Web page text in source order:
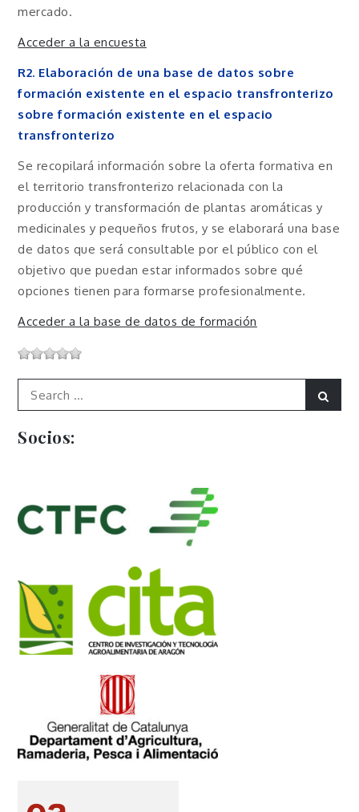
mercado.
Acceder a la encuesta
R2. Elaboración de una base de datos sobre
formación existente en el espacio transfronterizo
sobre formación existente en el espacio
transfronterizo
Se recopilará información sobre la oferta formativa en
el territorio transfronterizo relacionada con la
producción y transformación de plantas aromáticas y
medicinales y pequeños frutos, y se elaborará una base
de datos que será consultable por el público con el
objetivo que puedan estar informados sobre qué
opciones tienen para formarse profesionalmente.
Acceder a la base de datos de formación
Search
for:
Socios: